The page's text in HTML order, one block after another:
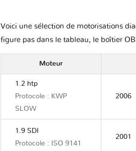
Voici une sélection de motorisations
figure pas dans le tableau, le boîtier
Moteur
1.2 htp
Protocole : KWP
SLOW
2006
1.9 SDI
Protocole : ISO 9141
2001